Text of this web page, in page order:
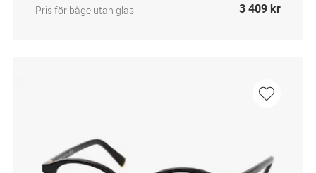
Pris för båge utan glas
3 409 kr